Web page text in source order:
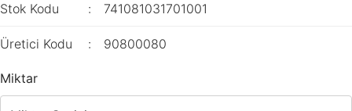
Stok Kodu 741081031701001
Üretici Kodu 90800080
Miktar